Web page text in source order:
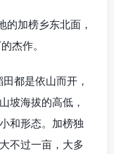
加榜乡东北面，
杰作。
都是依山而开，
坡海拔的高低，
和形态。加榜独
不过一亩，大多